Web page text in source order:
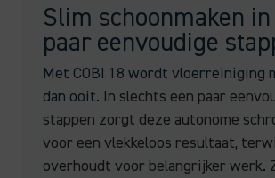
Slim schoonmaken in
paar eenvoudige
Met COBI 18 wordt vloerreiniging
dan ooit. In slechts een paar
stappen zorgt deze autonome
voor een vlekkeloos resultaat,
overhoudt voor belangrijker werk.